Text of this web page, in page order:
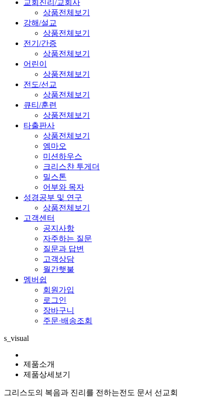
교회진리/교회사
상품전체보기
강해/설교
상품전체보기
전기/간증
상품전체보기
어린이
상품전체보기
전도/선교
상품전체보기
큐티/훈련
상품전체보기
타출판사
상품전체보기
엠마오
미션하우스
크리스챤 투게더
밀스톤
어부와 목자
성경공부 및 연구
상품전체보기
고객센터
공지사항
자주하는 질문
질문과 답변
고객상담
월간햇불
멤버쉽
회원가입
로그인
장바구니
주문·배송조회
s_visual
제품소개
제품상세보기
그리스도의 복음과 진리를 전하는전도 문서 선교회